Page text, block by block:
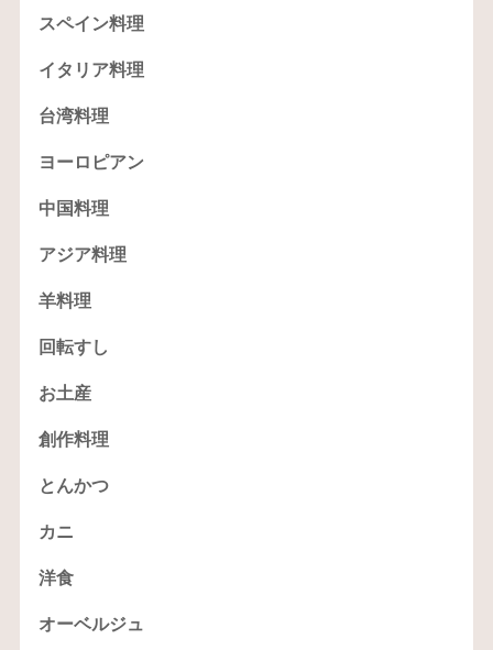
スペイン料理
イタリア料理
台湾料理
ヨーロピアン
中国料理
アジア料理
羊料理
回転すし
お土産
創作料理
とんかつ
カニ
洋食
オーベルジュ